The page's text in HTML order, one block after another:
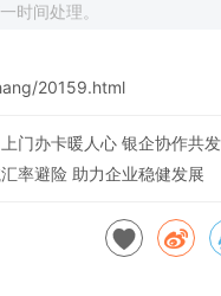
时间处理。
20159.html
门办卡暖人心 银企协作共
率避险 助力企业稳健发展